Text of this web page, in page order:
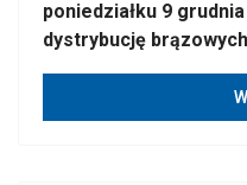
poniedziałku 9
dystrybucję